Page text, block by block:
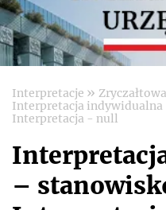
Interpretacje »
Interpretacja indywidualna
Interpretacja - null
–